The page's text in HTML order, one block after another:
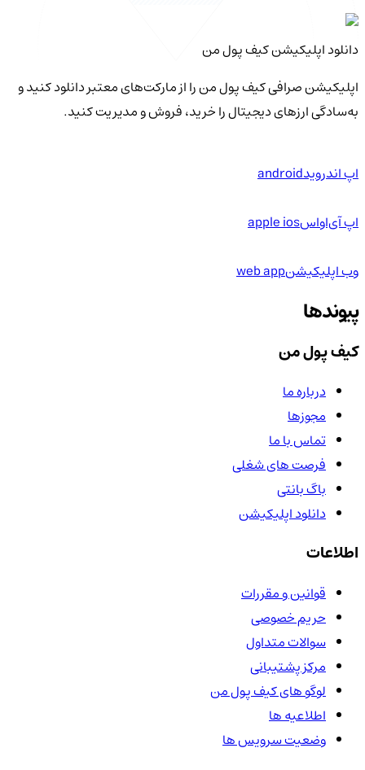
دانلود اپلیکیشن کیف‌ پول من
اپلیکیشن صرافی کیف پول من را از مارکت‌های معتبر دانلود کنید و
به‌سادگی ارزهای دیجیتال را خرید، فروش و مدیریت کنید.
اپ اندرویدandroid
اپ آی‌او‌اسapple ios
وب اپلیکیشنweb app
پیوندها
کیف پول من
درباره ما
مجوزها
تماس با ما
فرصت های شغلی
باگ بانتی
دانلود اپلیکیشن
اطلاعات
قوانین و مقررات
حریم خصوصی
سوالات متداول
مرکز پشتیبانی
لوگو های کیف پول من
اطلاعیه ها
وضعیت سرویس ها